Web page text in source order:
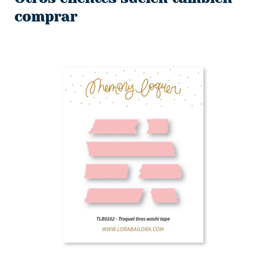
$488.
comprar